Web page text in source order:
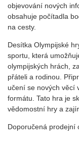
objevování nových
obsahuje počítadla
na cesty.
Desítka Olympijské
sportu, která
olympijských hrách,
přáteli a rodinou.
učení se nových věcí
formátu. Tato hra je
vědomostní hry a
Doporučená prodejní